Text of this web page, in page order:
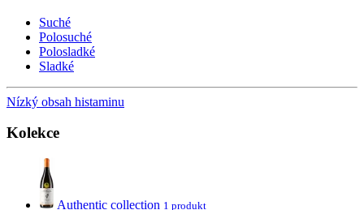
Suché
Polosuché
Polosladké
Sladké
Nízký obsah histaminu
Kolekce
Authentic collection 1 produkt